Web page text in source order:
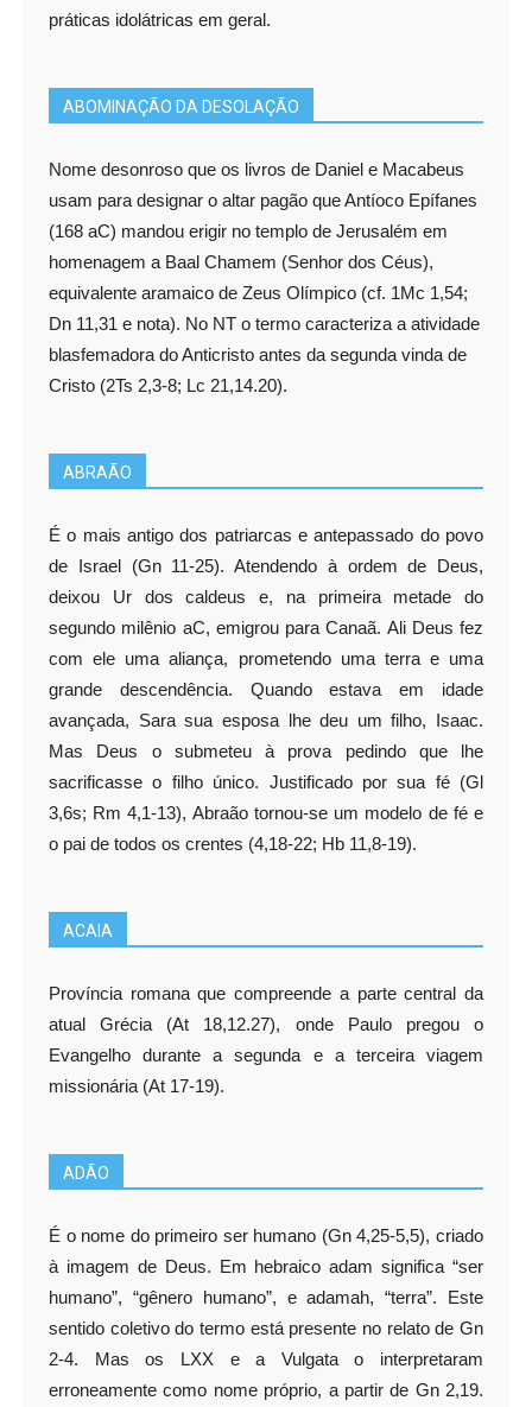
práticas idolátricas em geral.
ABOMINAÇÃO DA DESOLAÇÃO
Nome desonroso que os livros de Daniel e Macabeus
usam para designar o altar pagão que Antíoco Epífanes
(168 aC) mandou erigir no templo de Jerusalém em
homenagem a Baal Chamem (Senhor dos Céus),
equivalente aramaico de Zeus Olímpico (cf. 1Mc 1,54;
Dn 11,31 e nota). No NT o termo caracteriza a atividade
blasfemadora do Anticristo antes da segunda vinda de
Cristo (2Ts 2,3-8; Lc 21,14.20).
ABRAÃO
É o mais antigo dos patriarcas e antepassado do povo
de Israel (Gn 11-25). Atendendo à ordem de Deus,
deixou Ur dos caldeus e, na primeira metade do
segundo milênio aC, emigrou para Canaã. Ali Deus fez
com ele uma aliança, prometendo uma terra e uma
grande descendência. Quando estava em idade
avançada, Sara sua esposa lhe deu um filho, Isaac.
Mas Deus o submeteu à prova pedindo que lhe
sacrificasse o filho único. Justificado por sua fé (Gl
3,6s; Rm 4,1-13), Abraão tornou-se um modelo de fé e
o pai de todos os crentes (4,18-22; Hb 11,8-19).
ACAIA
Província romana que compreende a parte central da
atual Grécia (At 18,12.27), onde Paulo pregou o
Evangelho durante a segunda e a terceira viagem
missionária (At 17-19).
ADÃO
É o nome do primeiro ser humano (Gn 4,25-5,5), criado
à imagem de Deus. Em hebraico adam significa “ser
humano”, “gênero humano”, e adamah, “terra”. Este
sentido coletivo do termo está presente no relato de Gn
2-4. Mas os LXX e a Vulgata o interpretaram
erroneamente como nome próprio, a partir de Gn 2,19.